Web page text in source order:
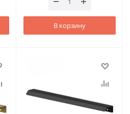
В корзину